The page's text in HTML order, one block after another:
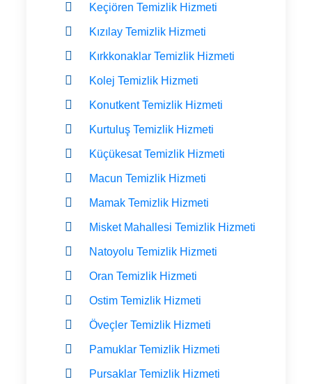
Keçiören Temizlik Hizmeti
Kızılay Temizlik Hizmeti
Kırkkonaklar Temizlik Hizmeti
Kolej Temizlik Hizmeti
Konutkent Temizlik Hizmeti
Kurtuluş Temizlik Hizmeti
Küçükesat Temizlik Hizmeti
Macun Temizlik Hizmeti
Mamak Temizlik Hizmeti
Misket Mahallesi Temizlik Hizmeti
Natoyolu Temizlik Hizmeti
Oran Temizlik Hizmeti
Ostim Temizlik Hizmeti
Öveçler Temizlik Hizmeti
Pamuklar Temizlik Hizmeti
Pursaklar Temizlik Hizmeti